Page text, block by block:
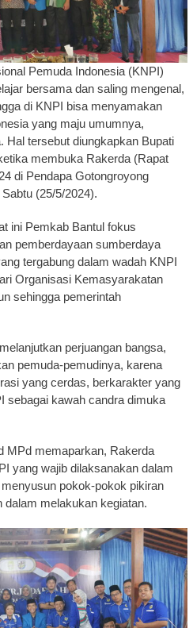
Pemuda Indonesia (KNPI)
bersama dan saling mengenal,
di KNPI bisa menyamakan
yang maju umumnya,
Hal tersebut diungkapkan Bupati
membuka Rakerda (Rapat
di Pendapa Gotongroyong
(25/5/2024).
ini Pemkab Bantul fokus
pemberdayaan sumberdaya
tergabung dalam wadah KNPI
Organisasi Kemasyarakatan
sehingga pemerintah
perjuangan bangsa,
pemuda-pemudinya, karena
yang cerdas, berkarakter yang
sebagai kawah candra dimuka
MPd memaparkan, Rakerda
yang wajib dilaksanakan dalam
pokok-pokok pikiran
dalam melakukan kegiatan.